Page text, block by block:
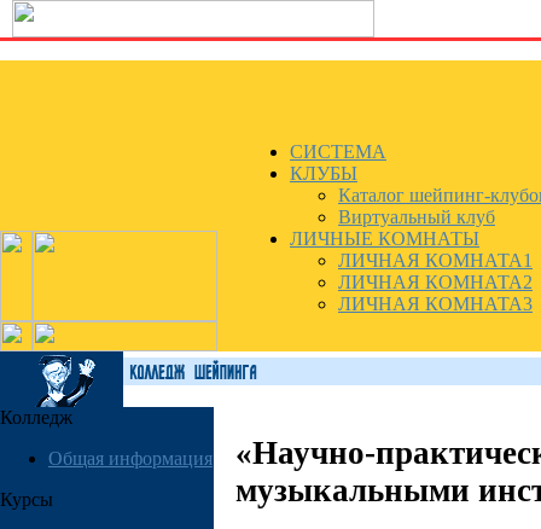
СИСТЕМА
КЛУБЫ
Каталог шейпинг-
Виртуальный клуб
ЛИЧНЫЕ КОМНАТЫ
ЛИЧНАЯ КОМНАТА1
ЛИЧНАЯ КОМНАТА2
ЛИЧНАЯ КОМНАТА3
Колледж
Общая информация
Курсы
«Научно-
музыкальными